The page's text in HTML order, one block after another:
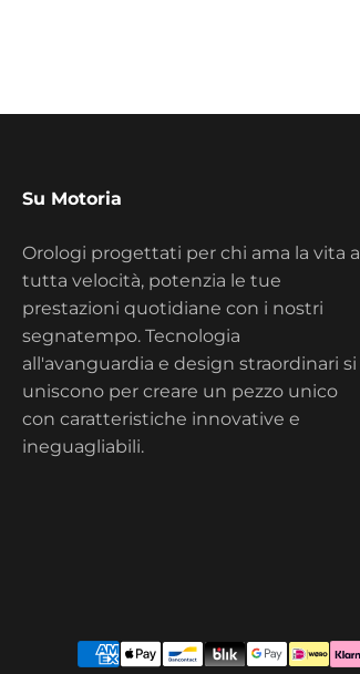
Su Motoria
Orologi progettati per chi ama la vita a
tutta velocità, potenzia le tue
prestazioni quotidiane con i nostri
segnatempo. Tecnologia
all'avanguardia e design straordinari si
uniscono per creare un pezzo unico
con caratteristiche innovative e
ineguagliabili.